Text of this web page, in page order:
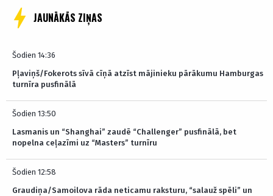
JAUNĀKĀS ZIŅAS
Šodien 14:36
Pļaviņš/Fokerots sīvā cīņā atzīst mājinieku pārākumu Hamburgas
turnīra pusfinālā
Šodien 13:50
Lasmanis un “Shanghai” zaudē “Challenger” pusfinālā, bet
nopelna ceļazīmi uz “Masters” turnīru
Šodien 12:58
Graudiņa/Samoilova rāda neticamu raksturu, “salauž spēli” un